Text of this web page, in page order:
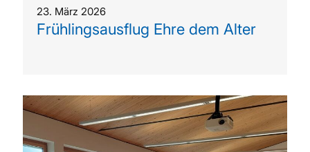
23. März 2026
Frühlingsausflug Ehre dem Alter